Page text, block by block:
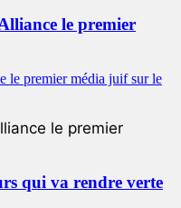
le premier
le premier
qui va rendre verte